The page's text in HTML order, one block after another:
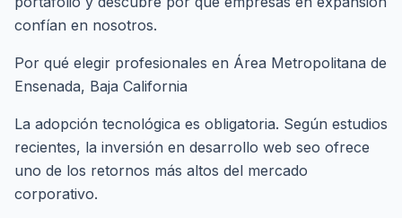
confían en nosotros.
Por qué elegir profesionales en Área Metropolitana de
Ensenada, Baja California
La adopción tecnológica es obligatoria. Según estudios
recientes, la inversión en desarrollo web seo ofrece
uno de los retornos más altos del mercado
corporativo.